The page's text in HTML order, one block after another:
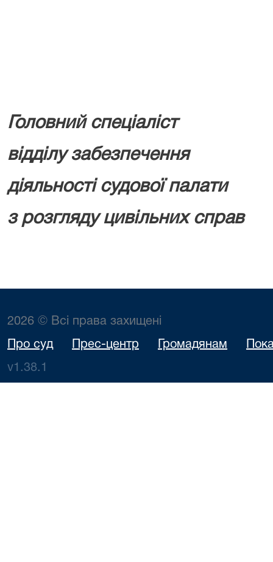
Головний спеціаліст
відділу забезпечення
діяльності судової палати
з розгляду цивільних справ
2026 © Всі права захищені
Про суд Прес-центр Громадянам
v1.38.1